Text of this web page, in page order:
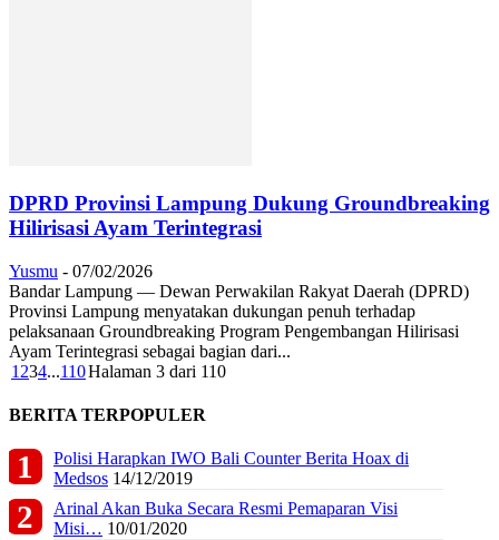
DPRD Provinsi Lampung Dukung Groundbreaking
Hilirisasi Ayam Terintegrasi
Yusmu - 07/02/2026
Bandar Lampung — Dewan Perwakilan Rakyat Daerah (DPRD)
Provinsi Lampung menyatakan dukungan penuh terhadap
pelaksanaan Groundbreaking Program Pengembangan Hilirisasi
Ayam Terintegrasi sebagai bagian dari...
1 234...110Halaman 3 dari 110
BERITA TERPOPULER
Polisi Harapkan IWO Bali Counter Berita Hoax di
Medsos 14/12/2019
Arinal Akan Buka Secara Resmi Pemaparan Visi
Misi… 10/01/2020